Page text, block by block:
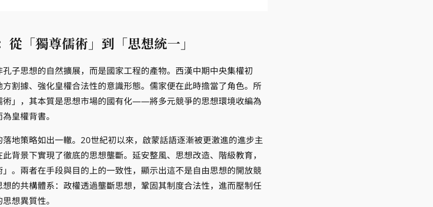
從「獨尊儒術」到「思想統一」
割據、強化皇權合法性的意識形態。儒家便在此時擔當了角色。所
術」，其本質是思想市場的國有化——將多元競爭的思想環境收編為
皇權背書。
地策略如出一轍。20世紀初以來，啟蒙話語逐漸被更激進的進步主
背景下實現了徹底的思想壟斷。延安整風、思想改造、階級教育，
。兩者在手段與目的上的一致性，顯示出這不是自由思想的開放競
的共構體系：政權透過壟斷思想，鞏固其制度合法性，進而壓制任
想異質性。